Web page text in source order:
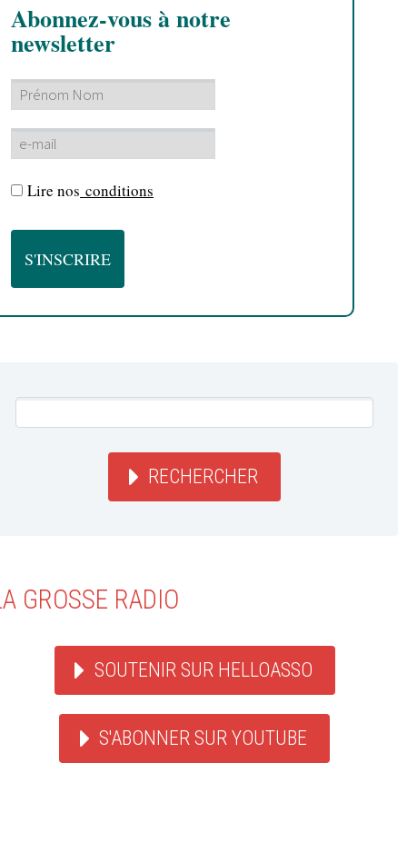
Abonnez-vous à notre
newsletter
Lire nos conditions
RECHERCHER
GROSSE RADIO
SOUTENIR SUR HELLOASSO
S'ABONNER SUR YOUTUBE